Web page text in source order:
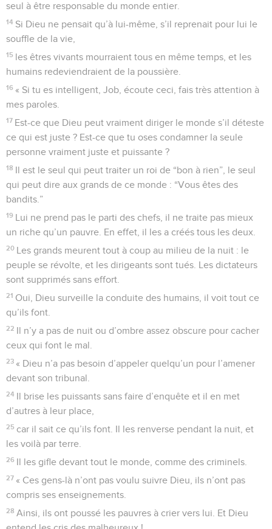
seul à être responsable du monde entier.
14 Si Dieu ne pensait qu’à lui-même, s’il reprenait pour lui le
souffle de la vie,
15 les êtres vivants mourraient tous en même temps, et les
humains redeviendraient de la poussière.
16 « Si tu es intelligent, Job, écoute ceci, fais très attention à
mes paroles.
17 Est-ce que Dieu peut vraiment diriger le monde s’il déteste
ce qui est juste ? Est-ce que tu oses condamner la seule
personne vraiment juste et puissante ?
18 Il est le seul qui peut traiter un roi de “bon à rien”, le seul
qui peut dire aux grands de ce monde : “Vous êtes des
bandits.”
19 Lui ne prend pas le parti des chefs, il ne traite pas mieux
un riche qu’un pauvre. En effet, il les a créés tous les deux.
20 Les grands meurent tout à coup au milieu de la nuit : le
peuple se révolte, et les dirigeants sont tués. Les dictateurs
sont supprimés sans effort.
21 Oui, Dieu surveille la conduite des humains, il voit tout ce
qu’ils font.
22 Il n’y a pas de nuit ou d’ombre assez obscure pour cacher
ceux qui font le mal.
23 « Dieu n’a pas besoin d’appeler quelqu’un pour l’amener
devant son tribunal.
24 Il brise les puissants sans faire d’enquête et il en met
d’autres à leur place,
25 car il sait ce qu’ils font. Il les renverse pendant la nuit, et
les voilà par terre.
26 Il les gifle devant tout le monde, comme des criminels.
27 « Ces gens-là n’ont pas voulu suivre Dieu, ils n’ont pas
compris ses enseignements.
28 Ainsi, ils ont poussé les pauvres à crier vers lui. Et Dieu